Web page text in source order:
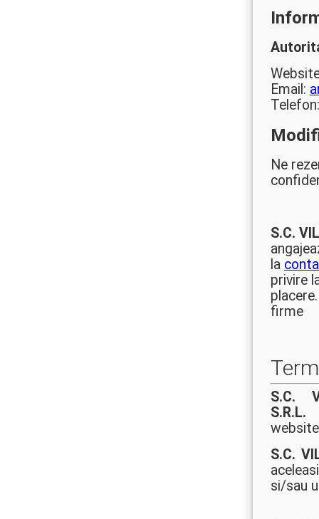
Email:
Ne
S.C.
la
privire
firme
S.C.
S.R.L.
S.C.
si/sau